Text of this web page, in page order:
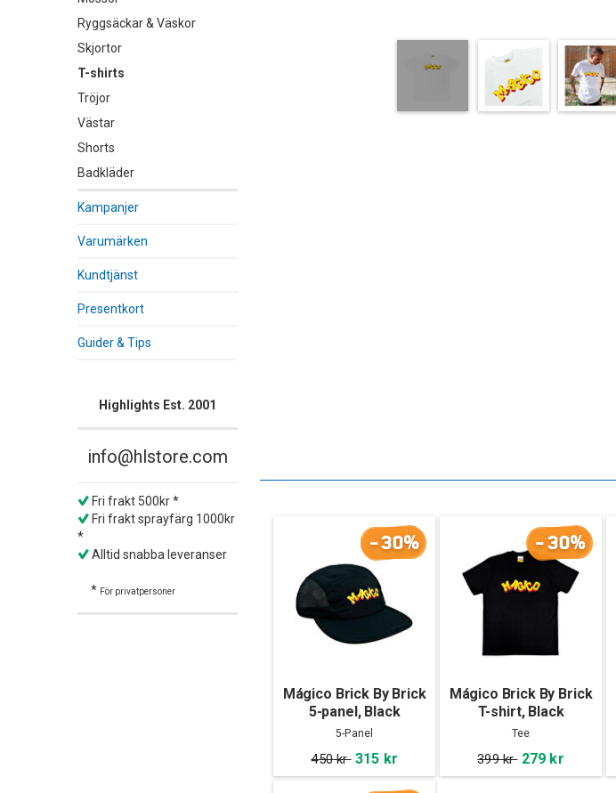
Ryggsäckar & Väskor
Skjortor
T-shirts
Tröjor
Västar
Shorts
Badkläder
Kampanjer
Varumärken
Kundtjänst
Presentkort
Guider & Tips
Highlights Est. 2001
info@hlstore.com
Fri frakt 500kr *
Fri frakt sprayfärg 1000kr
*
Alltid snabba leveranser
* För privatpersoner
-30%
Mágico Brick By Brick
5-panel, Black
5-Panel
450 kr 315 kr
-30%
Mágico Brick By Brick
T-shirt, Black
Tee
399 kr 279 kr